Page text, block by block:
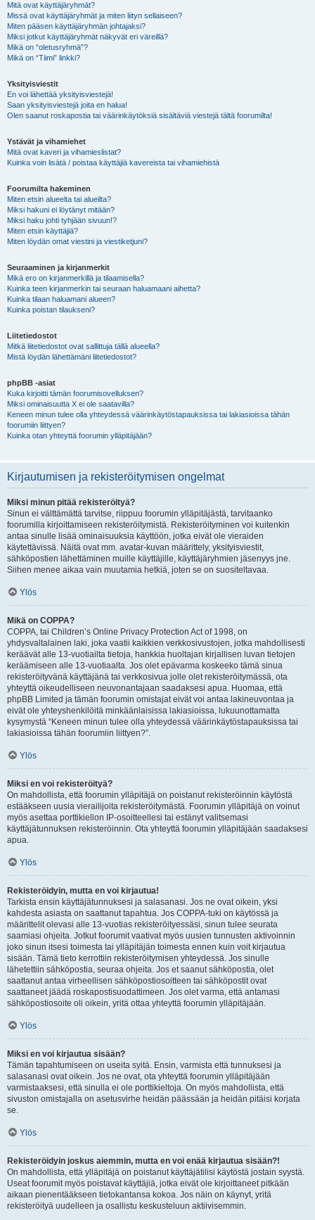
Mitä ovat käyttäjäryhmät?
Missä ovat käyttäjäryhmät ja miten liityn sellaiseen?
Miten pääsen käyttäjäryhmän johtajaksi?
Miksi jotkut käyttäjäryhmät näkyvät eri väreillä?
Mikä on “oletusryhmä”?
Mikä on “Tiimi” linkki?
Yksityisviestit
En voi lähettää yksityisviestejä!
Saan yksityisviestejä joita en halua!
Olen saanut roskapostia tai väärinkäytöksiä sisältäviä viestejä tältä foorumilta!
Ystävät ja vihamiehet
Mitä ovat kaveri ja vihamieslistat?
Kuinka voin lisätä / poistaa käyttäjiä kavereista tai vihamiehistä
Foorumilta hakeminen
Miten etsin alueelta tai alueilta?
Miksi hakuni ei löytänyt mitään?
Miksi haku johti tyhjään sivuun!?
Miten etsin käyttäjiä?
Miten löydän omat viestini ja viestiketjuni?
Seuraaminen ja kirjanmerkit
Mikä ero on kirjanmerkillä ja tilaamisella?
Kuinka teen kirjanmerkin tai seuraan haluamaani aihetta?
Kuinka tilaan haluamani alueen?
Kuinka poistan tilaukseni?
Liitetiedostot
Mitkä liitetiedostot ovat sallittuja tällä alueella?
Mistä löydän lähettämäni liitetiedostot?
phpBB -asiat
Kuka kirjoitti tämän foorumisovelluksen?
Miksi ominaisuutta X ei ole saatavilla?
Keneen minun tulee olla yhteydessä väärinkäytöstapauksissa tai lakiasioissa tähän
foorumiin liittyen?
Kuinka otan yhteyttä foorumin ylläpitäjään?
Kirjautumisen ja rekisteröitymisen ongelmat
Miksi minun pitää rekisteröityä?
Sinun ei välttämättä tarvitse, riippuu foorumin ylläpitäjästä, tarvitaanko
foorumilla kirjoittamiseen rekisteröitymistä. Rekisteröityminen voi kuitenkin
antaa sinulle lisää ominaisuuksia käyttöön, jotka eivät ole vieraiden
käytettävissä. Näitä ovat mm. avatar-kuvan määrittely, yksityisviestit,
sähköpostien lähettäminen muille käyttäjille, käyttäjäryhmien jäsenyys jne.
Siihen menee aikaa vain muutamia hetkiä, joten se on suositeltavaa.
Ylös
Mikä on COPPA?
COPPA, tai Children’s Online Privacy Protection Act of 1998, on
yhdysvaltalainen laki, joka vaatii kaikkien verkkosivustojen, jotka mahdollisesti
keräävät alle 13-vuotiailta tietoja, hankkia huoltajan kirjallisen luvan tietojen
keräämiseen alle 13-vuotiaalta. Jos olet epävarma koskeeko tämä sinua
rekisteröityvänä käyttäjänä tai verkkosivua jolle olet rekisteröitymässä, ota
yhteyttä oikeudelliseen neuvonantajaan saadaksesi apua. Huomaa, että
phpBB Limited ja tämän foorumin omistajat eivät voi antaa lakineuvontaa ja
eivät ole yhteyshenkilöitä minkäänlaisissa lakiasioissa, lukuunottamatta
kysymystä “Keneen minun tulee olla yhteydessä väärinkäytöstapauksissa tai
lakiasioissa tähän foorumiin liittyen?”.
Ylös
Miksi en voi rekisteröityä?
On mahdollista, että foorumin ylläpitäjä on poistanut rekisteröinnin käytöstä
estääkseen uusia vierailijoita rekisteröitymästä. Foorumin ylläpitäjä on voinut
myös asettaa porttikiellon IP-osoitteellesi tai estänyt valitsemasi
käyttäjätunnuksen rekisteröinnin. Ota yhteyttä foorumin ylläpitäjään saadaksesi
apua.
Ylös
Rekisteröidyin, mutta en voi kirjautua!
Tarkista ensin käyttäjätunnuksesi ja salasanasi. Jos ne ovat oikein, yksi
kahdesta asiasta on saattanut tapahtua. Jos COPPA-tuki on käytössä ja
määrittelit olevasi alle 13-vuotias rekisteröityessäsi, sinun tulee seurata
saamiasi ohjeita. Jotkut foorumit vaativat myös uusien tunnusten aktivoinnin
joko sinun itsesi toimesta tai ylläpitäjän toimesta ennen kuin voit kirjautua
sisään. Tämä tieto kerrottiin rekisteröitymisen yhteydessä. Jos sinulle
lähetettiin sähköpostia, seuraa ohjeita. Jos et saanut sähköpostia, olet
saattanut antaa virheellisen sähköpostiosoitteen tai sähköpostit ovat
saattaneet jäädä roskapostisuodattimeen. Jos olet varma, että antamasi
sähköpostiosoite oli oikein, yritä ottaa yhteyttä foorumin ylläpitäjään.
Ylös
Miksi en voi kirjautua sisään?
Tämän tapahtumiseen on useita syitä. Ensin, varmista että tunnuksesi ja
salasanasi ovat oikein. Jos ne ovat, ota yhteyttä foorumin ylläpitäjään
varmistaaksesi, että sinulla ei ole porttikieltoja. On myös mahdollista, että
sivuston omistajalla on asetusvirhe heidän päässään ja heidän pitäisi korjata
se.
Ylös
Rekisteröidyin joskus aiemmin, mutta en voi enää kirjautua sisään?!
On mahdollista, että ylläpitäjä on poistanut käyttäjätilisi käytöstä jostain syystä.
Useat foorumit myös poistavat käyttäjiä, jotka eivät ole kirjoittaneet pitkään
aikaan pienentääkseen tietokantansa kokoa. Jos näin on käynyt, yritä
rekisteröityä uudelleen ja osallistu keskusteluun aktiivisemmin.